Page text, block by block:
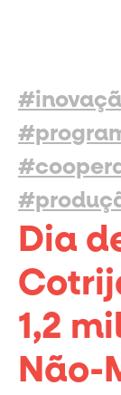
Dia
1,2
Não-